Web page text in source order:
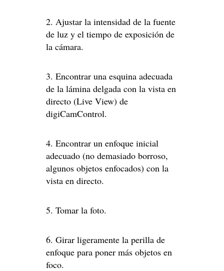
2. Ajustar la intensidad de la fuente
de luz y el tiempo de exposición de
la cámara.
3. Encontrar una esquina adecuada
de la lámina delgada con la vista en
directo (Live View) de
digiCamControl.
4. Encontrar un enfoque inicial
adecuado (no demasiado borroso,
algunos objetos enfocados) con la
vista en directo.
5. Tomar la foto.
6. Girar ligeramente la perilla de
enfoque para poner más objetos en
foco.